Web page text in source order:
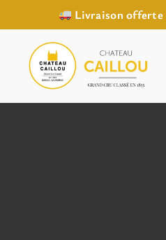
Livraison offerte
contenu